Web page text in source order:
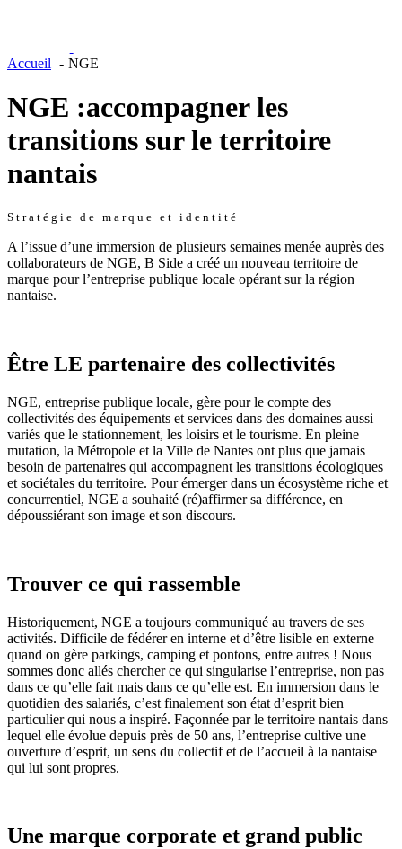
Accueil NGE
NGE :accompagner les
transitions sur le territoire
nantais
Stratégie de marque et identité
A l’issue d’une immersion de plusieurs semaines menée auprès des
collaborateurs de NGE, B Side a créé un nouveau territoire de
marque pour l’entreprise publique locale opérant sur la région
nantaise.
Être LE partenaire des collectivités
NGE, entreprise publique locale, gère pour le compte des
collectivités des équipements et services dans des domaines aussi
variés que le stationnement, les loisirs et le tourisme. En pleine
mutation, la Métropole et la Ville de Nantes ont plus que jamais
besoin de partenaires qui accompagnent les transitions écologiques
et sociétales du territoire. Pour émerger dans un écosystème riche et
concurrentiel, NGE a souhaité (ré)affirmer sa différence, en
dépoussiérant son image et son discours.
Trouver ce qui rassemble
Historiquement, NGE a toujours communiqué au travers de ses
activités. Difficile de fédérer en interne et d’être lisible en externe
quand on gère parkings, camping et pontons, entre autres ! Nous
sommes donc allés chercher ce qui singularise l’entreprise, non pas
dans ce qu’elle fait mais dans ce qu’elle est. En immersion dans le
quotidien des salariés, c’est finalement son état d’esprit bien
particulier qui nous a inspiré. Façonnée par le territoire nantais dans
lequel elle évolue depuis près de 50 ans, l’entreprise cultive une
ouverture d’esprit, un sens du collectif et de l’accueil à la nantaise
qui lui sont propres.
Une marque corporate et grand public